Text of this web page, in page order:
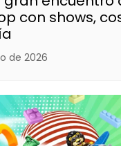
con shows,
de 2026